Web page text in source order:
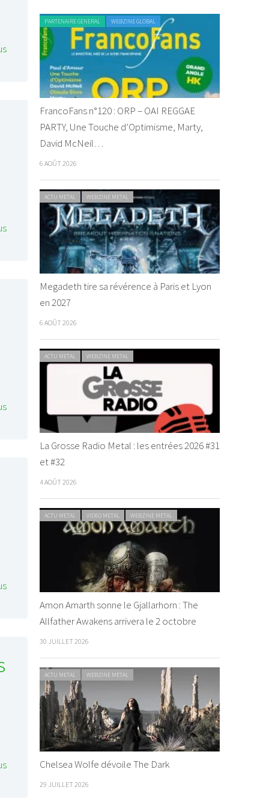
PARTENAIRE GENERAL WEBZINE GLOBAL
FrancoFans n°120 : ORP – OAI REGGAE
PARTY, Une Touche d’Optimisme, Marty,
David McNeil…
6 AOÛT 2026
ACTU METAL WEBZINE METAL
Megadeth tire sa révérence à Paris et Lyon
en 2027
6 AOÛT 2026
ACTU METAL WEBZINE METAL
La Grosse Radio Metal : les entrées 2026 #31
et #32
4 AOÛT 2026
ACTU METAL VIDEO METAL WEBZINE METAL
Amon Amarth sonne le Gjallarhorn : The
Allfather Awakens arrivera le 2 octobre
30 JUILLET 2026
ACTU METAL WEBZINE METAL
Chelsea Wolfe dévoile The Dark
29 JUILLET 2026